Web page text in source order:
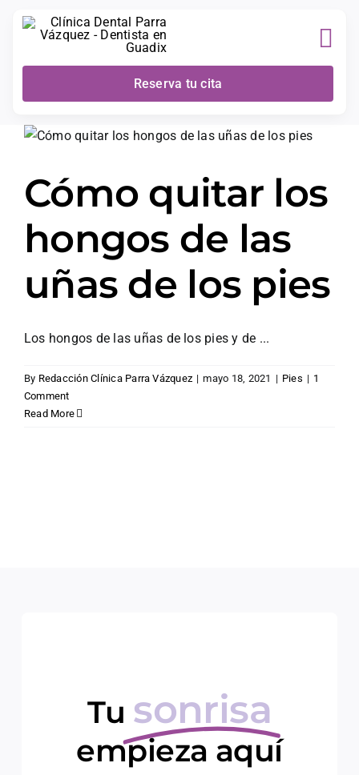
Reserva tu cita
Cómo quitar los
hongos de las
uñas de los pies
Los hongos de las uñas de los pies y de ...
By Redacción Clínica Parra Vázquez | mayo 18, 2021 | Pies | 1
Comment
Read More
Tu sonrisa
empieza aquí